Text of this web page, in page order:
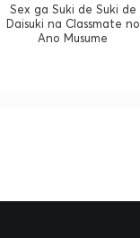
Sex ga Suki de Suki de
Daisuki na Classmate no
Ano Musume